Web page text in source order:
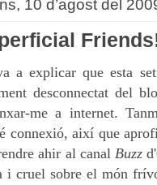
10 d’agost del
a explicar que esta
desconnectat del
me a internet.
connexió, així que
ahir al canalBuzz
i cruel sobre el món